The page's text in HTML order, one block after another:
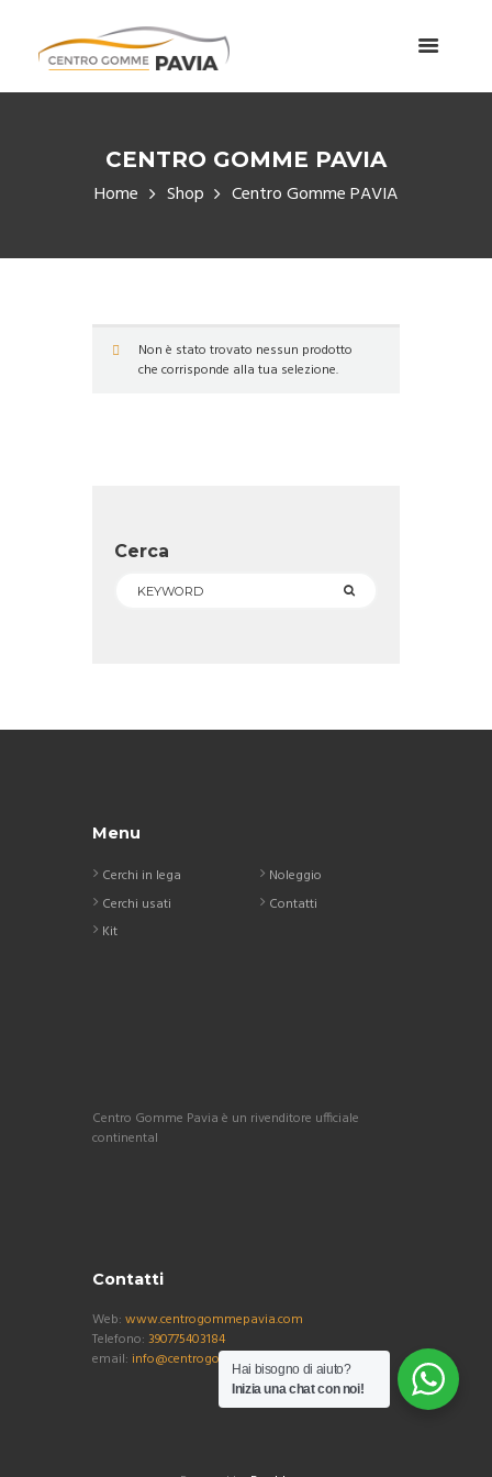
CENTRO GOMME PAVIA
Home Shop Centro Gomme PAVIA
Non è stato trovato nessun prodotto
che corrisponde alla tua selezione.
Cerca
Menu
Cerchi in lega
Cerchi usati
Kit
Noleggio
Contatti
Centro Gomme Pavia è un rivenditore ufficiale
continental
Contatti
Web: www.centrogommepavia.com
Telefono: 390775403184
email: info@centrogommepavia.com
Hai bisogno di aiuto?
Inizia una chat con noi!